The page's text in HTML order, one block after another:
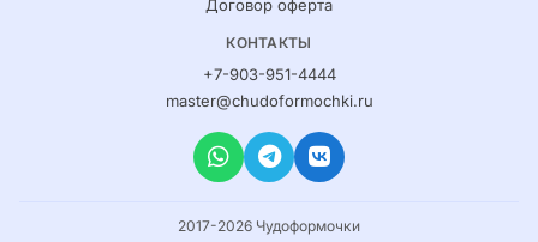
Договор оферта
КОНТАКТЫ
+7-903-951-4444
master@chudoformochki.ru
2017-2026 Чудоформочки